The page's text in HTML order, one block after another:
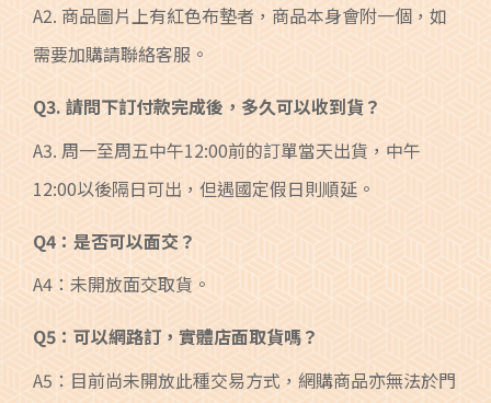
A2. 商品圖片上有紅色布墊者，商品本身會附一個，如
需要加購請聯絡客服。
Q3. 請問下訂付款完成後，多久可以收到貨？
A3. 周一至周五中午12:00前的訂單當天出貨，中午
12:00以後隔日可出，但遇國定假日則順延。
Q4：是否可以面交？
A4：未開放面交取貨。
Q5：可以網路訂，實體店面取貨嗎？
A5：目前尚未開放此種交易方式，網購商品亦無法於門